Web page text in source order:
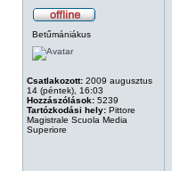
Betűmániákus
Csatlakozott: 2009 augusztus
14 (péntek), 16:03
Hozzászólások: 5239
Tartózkodási hely: Pittore
Magistrale Scuola Media
Superiore